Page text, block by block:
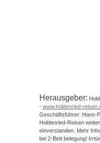
Herausgeber:
- www.holdenried-
Geschäftsführer: Hans-
Holdenried-Reisen
einverstanden. Mehr
bei 2-Bett belegung!